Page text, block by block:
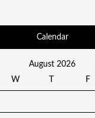
Calendar
August 2026
W F